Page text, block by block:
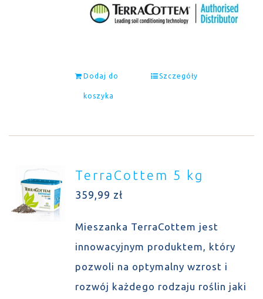
Dodaj do
koszyka
Szczegóły
TerraCottem 5 kg
359,99 zł
Mieszanka TerraCottem jest
innowacyjnym produktem, który
pozwoli na optymalny wzrost i
rozwój każdego rodzaju roślin jaki